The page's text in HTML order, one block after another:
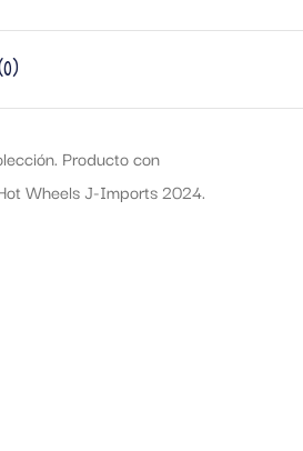
Producto con
Wheels J-Imports 2024.